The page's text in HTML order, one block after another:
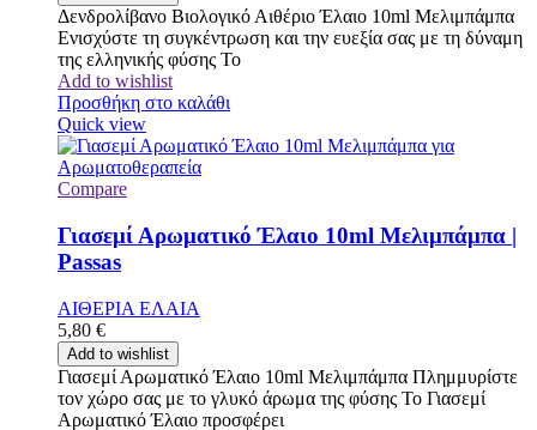
Δενδρολίβανο Βιολογικό Αιθέριο Έλαιο 10ml Μελιμπάμπα
Ενισχύστε τη συγκέντρωση και την ευεξία σας με τη δύναμη
της ελληνικής φύσης Το
Add to wishlist
Προσθήκη στο καλάθι
Quick view
Compare
Γιασεμί Αρωματικό Έλαιο 10ml Μελιμπάμπα |
Passas
ΑΙΘΕΡΙΑ ΕΛΑΙΑ
5,80 €
Add to wishlist
Γιασεμί Αρωματικό Έλαιο 10ml Μελιμπάμπα Πλημμυρίστε
τον χώρο σας με το γλυκό άρωμα της φύσης Το Γιασεμί
Αρωματικό Έλαιο προσφέρει